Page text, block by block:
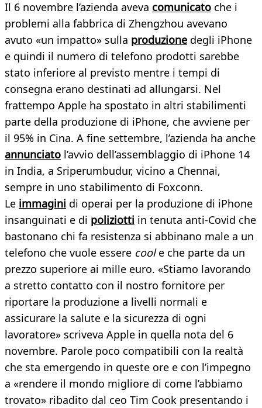
Il 6 novembre l’azienda aveva comunicato che i
problemi alla fabbrica di Zhengzhou avevano
avuto «un impatto» sulla produzione degli iPhone
e quindi il numero di telefono prodotti sarebbe
stato inferiore al previsto mentre i tempi di
consegna erano destinati ad allungarsi. Nel
frattempo Apple ha spostato in altri stabilimenti
parte della produzione di iPhone, che avviene per
il 95% in Cina. A fine settembre, l’azienda ha anche
annunciato l’avvio dell’assemblaggio di iPhone 14
in India, a Sriperumbudur, vicino a Chennai,
sempre in uno stabilimento di Foxconn.
Le immagini di operai per la produzione di iPhone
insanguinati e di poliziotti in tenuta anti-Covid che
bastonano chi fa resistenza si abbinano male a un
telefono che vuole essere coole che parte da un
prezzo superiore ai mille euro. «Stiamo lavorando
a stretto contatto con il nostro fornitore per
riportare la produzione a livelli normali e
assicurare la salute e la sicurezza di ogni
lavoratore» scriveva Apple in quella nota del 6
novembre. Parole poco compatibili con la realtà
che sta emergendo in queste ore e con l’impegno
a «rendere il mondo migliore di come l’abbiamo
trovato» ribadito dal ceo Tim Cook presentando i